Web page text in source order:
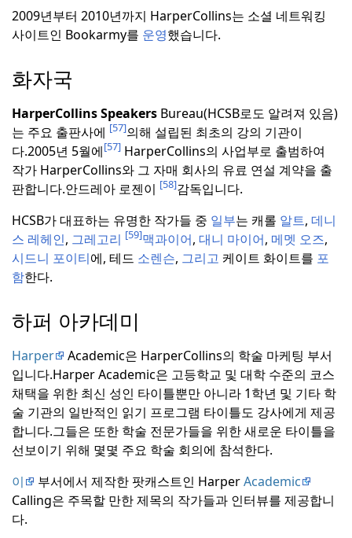
2009년부터 2010년까지 HarperCollins는 소셜 네트워킹
사이트인 Bookarmy를 운영했습니다.
화자국
HarperCollins Speakers Bureau(HCSB로도 알려져 있음)
는 주요 출판사에 [57]의해 설립된 최초의 강의 기관이
다.2005년 5월에[57] HarperCollins의 사업부로 출범하여
작가 HarperCollins와 그 자매 회사의 유료 연설 계약을 출
판합니다.안드레아 로젠이 [58]감독입니다.
HCSB가 대표하는 유명한 작가들 중 일부는 캐롤 알트, 데니
스 레헤인, 그레고리 [59]맥과이어, 대니 마이어, 메멧 오즈,
시드니 포이티에, 테드 소렌슨, 그리고 케이트 화이트를 포
함한다.
하퍼 아카데미
Harper
Academic은 HarperCollins의 학술 마케팅 부서
입니다.Harper Academic은 고등학교 및 대학 수준의 코스
채택을 위한 최신 성인 타이틀뿐만 아니라 1학년 및 기타 학
술 기관의 일반적인 읽기 프로그램 타이틀도 강사에게 제공
합니다.그들은 또한 학술 전문가들을 위한 새로운 타이틀을
선보이기 위해 몇몇 주요 학술 회의에 참석한다.
이
부서에서 제작한 팟캐스트인 HarperAcademic
Calling은 주목할 만한 제목의 작가들과 인터뷰를 제공합니
다.